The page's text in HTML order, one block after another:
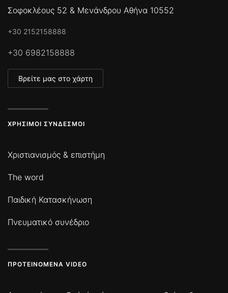
Σοφοκλέους 52 & Μενάνδρου Αθήνα 10552
+30 2152158888
+30 6982158888
Βρείτε μας στο χάρτη
ΧΡΉΣΙΜΟΙ ΣΎΝΔΕΣΜΟΙ
Χριστιανισμός & επιστήμη
The word
Παιδική Κατασκήνωση
Πνευματικό συνέδριο
ΠΡΟΤΕΙΝΌΜΕΝΑ VIDEO